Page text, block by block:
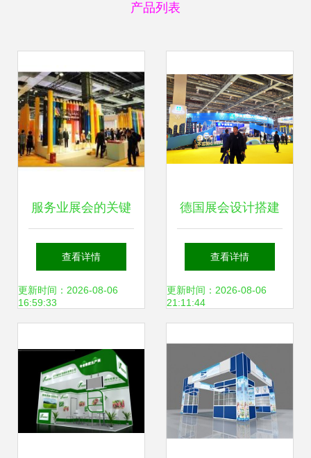
产品列表
服务业展会的关键
角色与未来趋势 会
展服务如何塑造行
查看详情
更新时间：2026-08-06
16:59:33
德国展会设计搭建
一站式服务的有
吗?
查看详情
更新时间：2026-08-06
21:11:44